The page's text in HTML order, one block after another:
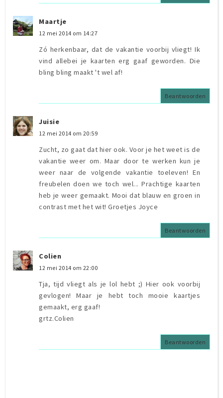
Maartje
12 mei 2014 om 14:27
Zó herkenbaar, dat de vakantie voorbij vliegt! Ik
vind allebei je kaarten erg gaaf geworden. Die
bling bling maakt 't wel af!
Beantwoorden
Juisie
12 mei 2014 om 20:59
Zucht, zo gaat dat hier ook. Voor je het weet is de
vakantie weer om. Maar door te werken kun je
weer naar de volgende vakantie toeleven! En
freubelen doen we toch wel... Prachtige kaarten
heb je weer gemaakt. Mooi dat blauw en groen in
contrast met het wit! Groetjes Joyce
Beantwoorden
Colien
12 mei 2014 om 22:00
Tja, tijd vliegt als je lol hebt ;) Hier ook voorbij
gevlogen! Maar je hebt toch mooie kaartjes
gemaakt, erg gaaf!
grtz.Colien
Beantwoorden